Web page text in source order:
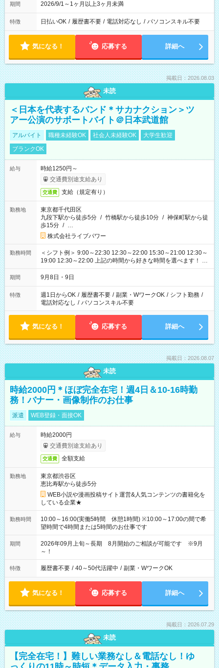
期間 2026/9/1～1ヶ月以上3ヶ月未満
特徴 日払いOK / 履歴書不要 / 電話対応なし / パソコンスキル不要
気になる！ 応募する 詳細へ
掲載日：2026.08.03
未読
＜日本を代表するバンド＊サカナクション＞ツ
アー公演のサポートバイト＠日本武道館
アルバイト 職種未経験OK 社会人未経験OK
大学生歓迎
ブランクOK
給与
時給1250円～
交通費別途支給あり
交通費 支給（規定有り）
勤務地
東京都千代田区
九段下駅から徒歩5分 / 竹橋駅から徒歩10分 / 神保町駅から徒
歩15分 / …
株式会社ライブパワー
勤務時間
＜シフト例＞ 9:00～22:30 12:30～22:00 15:30～21:00 12:30～
19:00 12:30～22:00 上記の時間から好きな時間を選べます！ ※
時間は変更となる可能性があります
期間 9月8日・9日
特徴 週1日からOK / 履歴書不要 / 副業・WワークOK / シフト勤務 /
電話対応なし / パソコンスキル不要
気になる！ 応募する 詳細へ
掲載日：2026.08.07
未読
時給2000円＊ほぼ完全在宅！週4日＆10-16時勤
務！バナー・画像制作のお仕事
派遣 WEB登録・面接OK
給与
時給2000円
交通費別途支給あり
交通費 全額支給
勤務地
東京都渋谷区
恵比寿駅から徒歩5分
WEB小説や漫画投稿サイト運営&人気コンテンツの書籍化を
している企業★
勤務時間
10:00～16:00(実働5時間 休憩1時間) ※10:00～17:00の間で希
望時間で4時間または5時間のお仕事です
期間
2026年09月上旬～長期 8月開始のご相談が可能です ※9月
～！
特徴 履歴書不要 / 40～50代活躍中 / 副業・WワークOK
気になる！ 応募する 詳細へ
掲載日：2026.07.29
未読
【完全在宅！】難しい業務なし＆電話なし！ゆ